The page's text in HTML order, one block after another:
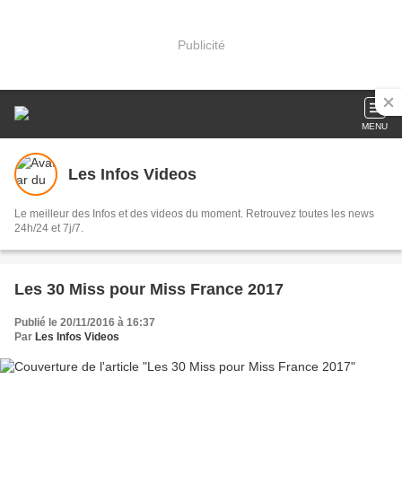
Publicité
MENU
Les Infos Videos
Le meilleur des Infos et des videos du moment. Retrouvez toutes les news
24h/24 et 7j/7.
Les 30 Miss pour Miss France 2017
Publié le 20/11/2016 à 16:37
Par Les Infos Videos